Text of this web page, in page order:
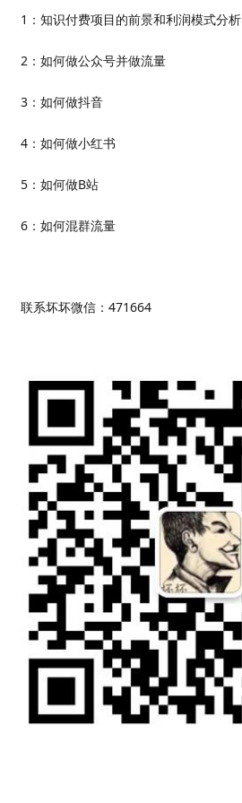
1：知识付费项目的前景和利润模式分析
2：如何做公众号并做流量
3：如何做抖音
4：如何做小红书
5：如何做B站
6：如何混群流量
联系坏坏微信：471664